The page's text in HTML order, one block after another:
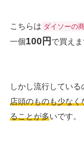
こちらは ダイソーの
一個100円 で買えま
しかし流行している
店頭のものも少なく
ることが多いです。